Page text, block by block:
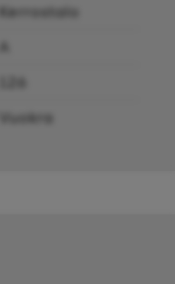
Kerrostalo
A
126
Vuokra